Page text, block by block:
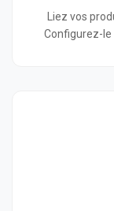
Liez vos
Configurez-le